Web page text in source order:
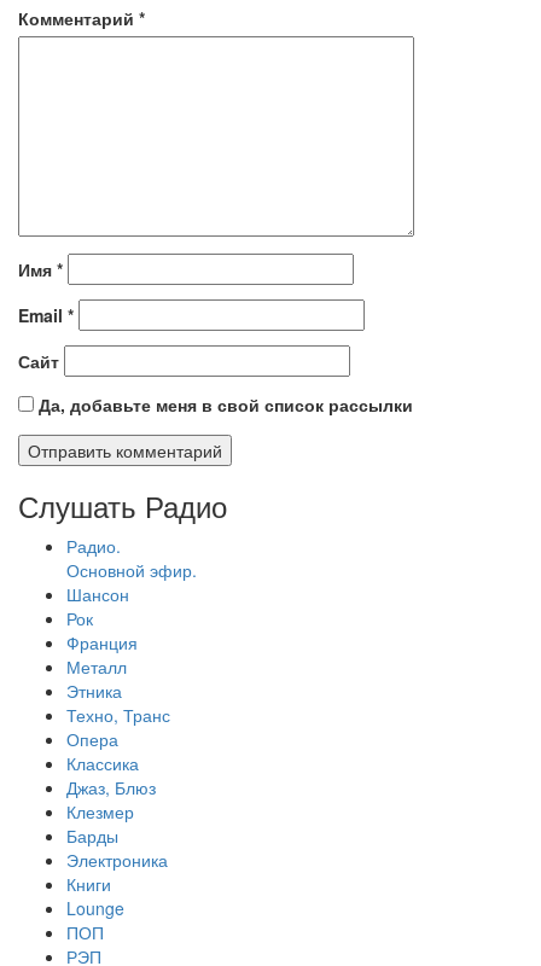
Комментарий *
Имя *
Email *
Сайт
Да, добавьте меня в свой список рассылки
Слушать Радио
Радио.
Основной эфир.
Шансон
Рок
Франция
Металл
Этника
Техно, Транс
Опера
Классика
Джаз, Блюз
Клезмер
Барды
Электроника
Книги
Lounge
ПОП
РЭП